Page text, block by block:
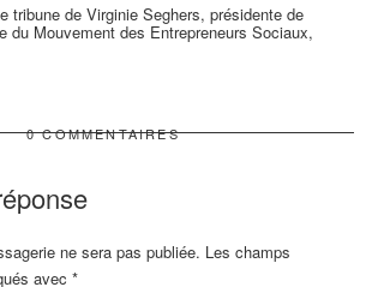
tribune de Virginie Seghers, présidente de
du Mouvement des Entrepreneurs Sociaux,
0 COMMENTAIRES
ne sera pas publiée. Les champs
avec *